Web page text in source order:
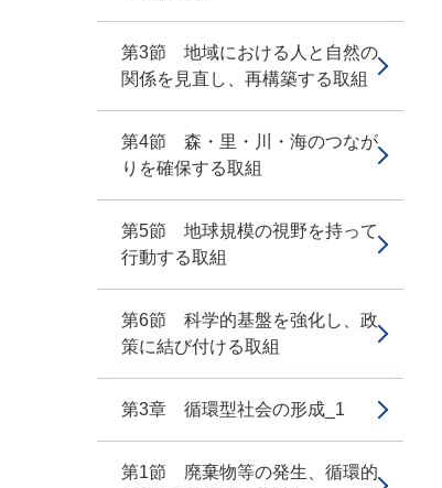
第3節 地域における人と自然の
関係を見直し、再構築する取組
第4節 森・里・川・海のつなが
りを確保する取組
第5節 地球規模の視野を持って
行動する取組
第6節 科学的基盤を強化し、政
策に結び付ける取組
第3章 循環型社会の形成_1
第1節 廃棄物等の発生、循環的